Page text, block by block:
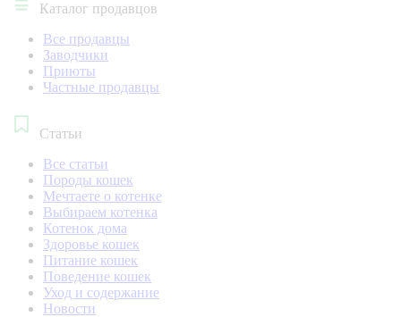
Каталог продавцов
Все продавцы
Заводчики
Приюты
Частные продавцы
Статьи
Все статьи
Породы кошек
Мечтаете о котенке
Выбираем котенка
Котенок дома
Здоровье кошек
Питание кошек
Поведение кошек
Уход и содержание
Новости